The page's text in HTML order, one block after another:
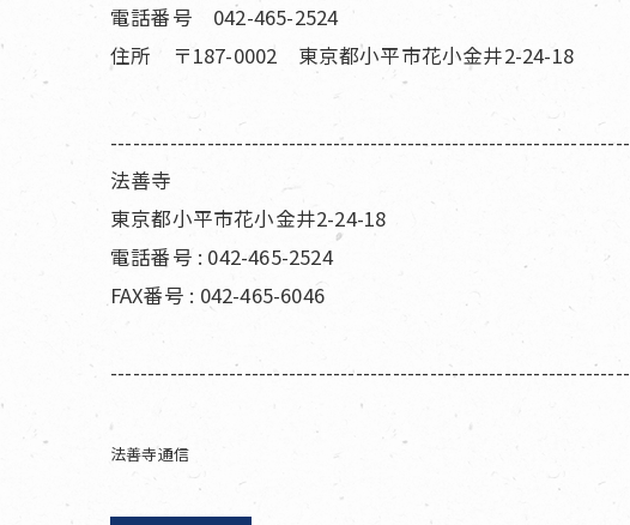
電話番号 042-465-2524
住所 〒187-0002 東京都小平市花小金井2-24-18
----------------------------------------------------------------------
法善寺
東京都小平市花小金井2-24-18
電話番号 : 042-465-2524
FAX番号 : 042-465-6046
----------------------------------------------------------------------
法善寺通信